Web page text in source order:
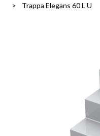
Trappa Elegans 60 L U